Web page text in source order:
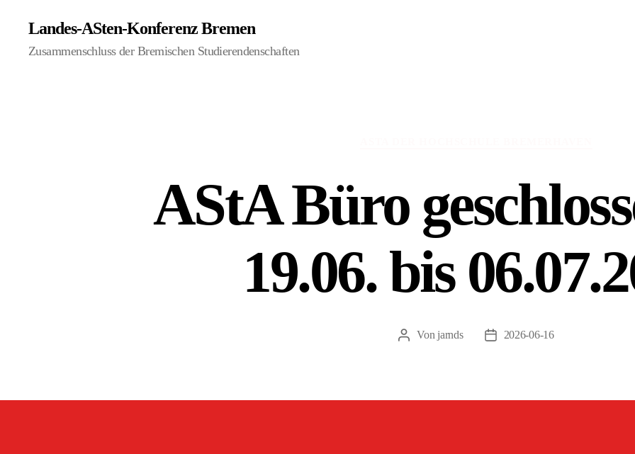
Landes-ASten-Konferenz Bremen
Zusammenschluss der Bremischen Studierendenschaften
AStA Büro
19.06. bis
Beitragsautor
Von jarnds Veröffentlichungsdatum
2026-06-16